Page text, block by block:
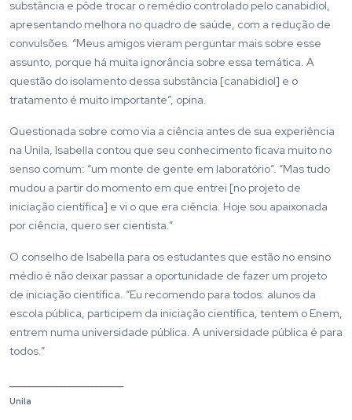
substância e pôde trocar o remédio controlado pelo canabidiol,
apresentando melhora no quadro de saúde, com a redução de
convulsões. “Meus amigos vieram perguntar mais sobre esse
assunto, porque há muita ignorância sobre essa temática. A
questão do isolamento dessa substância [canabidiol] e o
tratamento é muito importante”, opina.
Questionada sobre como via a ciência antes de sua experiência
na Unila, Isabella contou que seu conhecimento ficava muito no
senso comum: “um monte de gente em laboratório”. “Mas tudo
mudou a partir do momento em que entrei [no projeto de
iniciação científica] e vi o que era ciência. Hoje sou apaixonada
por ciência, quero ser cientista.”
O conselho de Isabella para os estudantes que estão no ensino
médio é não deixar passar a oportunidade de fazer um projeto
de iniciação científica. “Eu recomendo para todos: alunos da
escola pública, participem da iniciação científica, tentem o Enem,
entrem numa universidade pública. A universidade pública é para
todos.”
Unila